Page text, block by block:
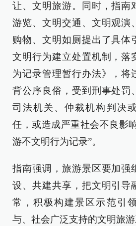
让、文明旅游。同时，指南
游览、文明交通、文明观演
购物、文明如厕提出了具体
文明行为建立处置机制，落
为记录管理暂行办法》，将
背公序良俗，受到刑事处罚
司法机关、仲裁机构判决
任，或造成严重社会不良影
游不文明行为记录”。
指南强调，旅游景区要加强
设、共建共享，把文明引导
常，积极构建景区示范引
与、社会广泛支持的文明旅游